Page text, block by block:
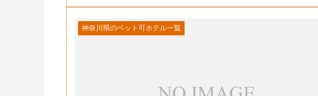
神奈川県のペット可ホテル一覧